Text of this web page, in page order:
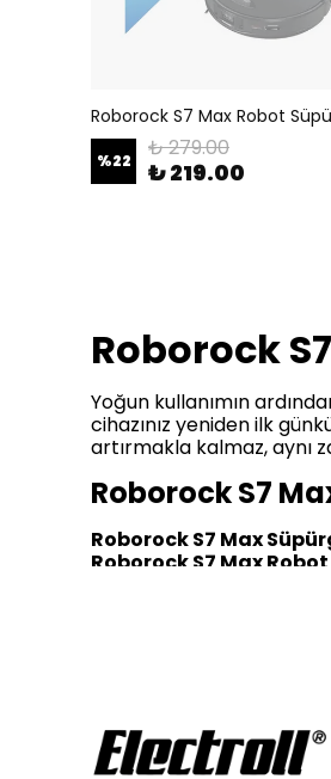
%22 ₺ 279.00
₺ 219.00
Roborock
Yoğun kullanımın
cihazınız yeniden ilk
artırmakla kalmaz, aynı
Roborock S7
Roborock S7 Max
Roborock S7 Max
Orjinal Roborock S7
olup uzun ömürlü